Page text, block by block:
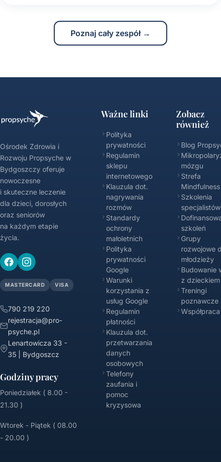
Poznaj cały zespół →
Ośrodek Zdrowia i
Rozwoju Propsyche w
Bydgoszczy oferuje
nowoczesne
i skuteczne leczenie
dla dzieci, dorosłych
oraz seniorów
na każdym etapie
życia.
MASTERCARD VISA
790 219 220
rejestracja@pro-
psyche.pl
Lenartowicza 33 -
35 | Bydgoszcz
Godziny pracy
Poniedziałek ( 8.00 -
21.30 )
Wtorek - Piątek ( 08.00
- 20.00 )
Ważne linki
Polityka
prywatności
Regulamin
sklepu
internetowego
Klauzula dot.
nagrywania
rozmów
Standardy
ochrony
małoletnich
Polityka
prywatności
Google
Warunki
korzystania z
usług Google
Regulamin
płatności
Klauzula dot.
przetwarzania
danych
osobowych
Telefony
zaufania i
pomoc
kryzysowa
Zobacz
również
Blog
mózgu
Strefa
Mindfulness
Szkolenia
specjalistów
szkoleń
Grupy
rozwojowe
młodzieży
Budowanie
z dzieckiem
Treningi
poznawcze
Współpraca